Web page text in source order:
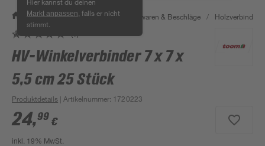
Markt anpassen , falls er nicht
stimmt.
/ Werkstatt & Maschinen / Eisenwaren & Beschläge /
Holzverbinder
HV-Winkelverbinder 7 x 7 x
5,5 cm 25 Stück
Produktdetails | Artikelnummer: 1720223
24,99 €
inkl. 19% MwSt.